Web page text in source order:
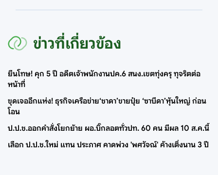
ข่าวที่เกี่ยวข้อง
ยืนโทษ! คุก 5 ปี อดีตเจ้าพนักงานปค.6 สนง.เขตทุ่งครุ ทุจริตต่อ
หน้าที่
ขุดเจออีกแห่ง! ธุรกิจเครือข่าย‘ชาดา’ขายปุ๋ย ‘ซาบีดา’หุ้นใหญ่ ก่อน
โอน
ป.ป.ช.ออกคำสั่งโยกย้าย ผอ.บิ๊กลอตทั่วปท. 60 คน มีผล 10 ส.ค.นี้
เลือก ป.ป.ช.ใหม่ แทน ประภาศ คาดพ่วง 'พศวัจณ์' ค้างเติ่งนาน 3 ปี